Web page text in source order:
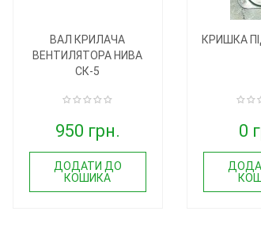
ВАЛ КРИЛАЧА
ВЕНТИЛЯТОРА НИВА
СК-5
950 грн.
ДОДАТИ ДО
КОШИКА
КРИШКА
0